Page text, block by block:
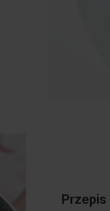
Przepis